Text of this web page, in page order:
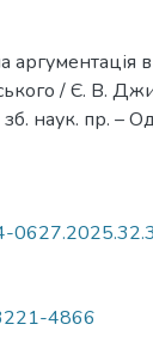
аргументація
/ Є. В.
наук. пр. –
4866